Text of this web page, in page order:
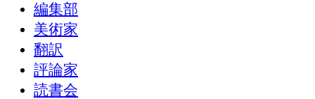
編集部
美術家
翻訳
評論家
読書会